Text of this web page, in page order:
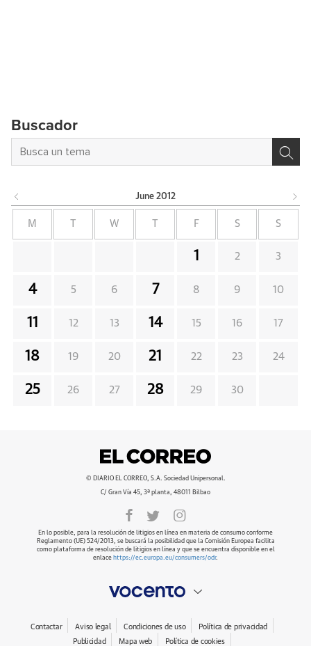
Buscador
June 2012
M W F S S
1 2 3
4 5 6 7 8 9 10
11 12 13 14 15 16 17
18 19 20 21 22 23 24
25 26 27 28 29 30
© DIARIO EL CORREO, S.A. Sociedad Unipersonal.
C/ Gran Vía 45, 3ª planta, 48011 Bilbao
En lo posible, para la resolución de litigios en línea en materia de consumo conforme
Reglamento (UE) 524/2013, se buscará la posibilidad que la Comisión Europea facilita
como plataforma de resolución de litigios en línea y que se encuentra disponible en el
enlace https://ec.europa.eu/consumers/odr.
Contactar Aviso legal Condiciones de uso
Política de privacidad
Publicidad
Mapa web Política de cookies